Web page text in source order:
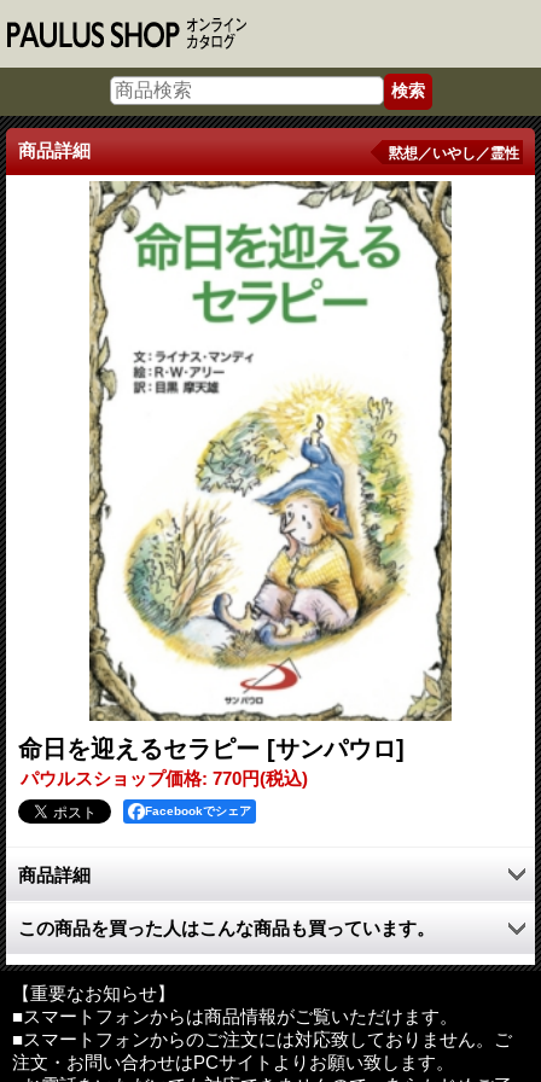
商品詳細 黙想／いやし／霊性
命日を迎えるセラピー [サンパウロ]
パウルスショップ価格: 770円(税込)
Facebookでシェア
商品詳細
人の一生は，長くても，短くても，忘れられない人々にとっては
決して消え去るものではありません。命日は，故人を思い起こす
特別の機会であり，さらなる癒やしの機会です。また，経験から
学んだこと，耐えた苦しみ，手に入れた小さな喜びなどを吟味す
る時です。
本書『命日を迎えるセラピー』には，38の知恵の言葉がイラスト
とともに集められています。一つひとつが，この命日を「記念す
この商品を買った人はこんな商品も買っています。
【重要なお知らせ】
■スマートフォンからは商品情報がご覧いただけます。
■スマートフォンからのご注文には対応致しておりません。ご
注文・お問い合わせはPCサイトよりお願い致します。